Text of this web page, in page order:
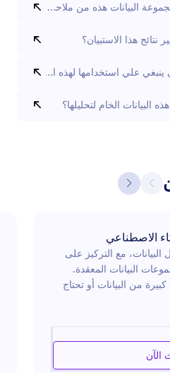
البيانات هذه من ملاحظات العملاء؟
هذا الاستبيان؟
علي استخدامها لهذه البيانات؟
الخام لتحليلها؟
الاصطناعي
مع التركيز على
البيانات المعقدة.
من البيانات أو تحتاج
قرارات مستنيرة تستند إلى
شريكًا مثاليًا
الآن